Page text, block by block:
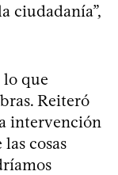
ciudadanía”,
lo que
Reiteró
intervención
cosas